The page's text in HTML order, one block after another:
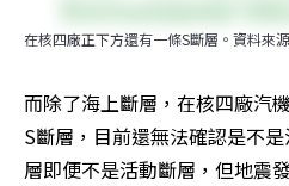
在核四廠正下方還有一條S斷層。資料來
而除了海上斷層，在核四廠汽
S斷層，目前還無法確認是不
層即便不是活動斷層，但地震